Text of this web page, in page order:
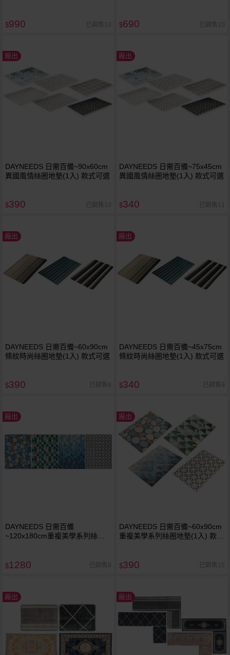
$990 已銷售10 $690 已銷售10
廠出
DAYNEEDS 日需百備~90x60cm
異國風情絲圈地墊(1入) 款式可選
$390 已銷售10
廠出
DAYNEEDS 日需百備~75x45cm
異國風情絲圈地墊(1入) 款式可選
$340 已銷售11
廠出
DAYNEEDS 日需百備~60x90cm
條紋時尚絲圈地墊(1入) 款式可選
$390 已銷售8
廠出
DAYNEEDS 日需百備~45x75cm
條紋時尚絲圈地墊(1入) 款式可選
$340 已銷售9
廠出
DAYNEEDS 日需百備
~120x180cm重複美學系列絲圈
$1280 已銷售8
廠出
DAYNEEDS 日需百備~60x90cm
重複美學系列絲圈地墊(1入) 款式
$390 已銷售15
廠出 廠出